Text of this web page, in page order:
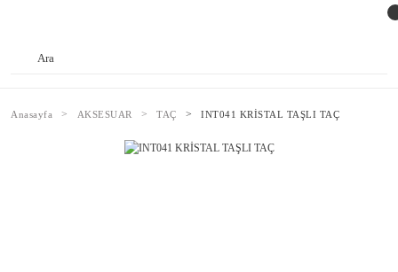
Anasayfa AKSESUAR TAÇ INT041 KRİSTAL TAŞLI TAÇ